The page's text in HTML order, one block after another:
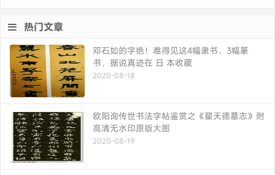
热门文章
邓石如的字绝！难得见这4幅隶书、3幅篆
书，据说真迹在 日 本收藏
2020-08-18
欧阳询传世书法字帖鉴赏之《翟天德墓志》附
高清无水印原版大图
2020-08-19